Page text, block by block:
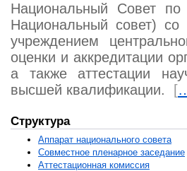
Национальный Совет
Национальный совет) со
учреждением
оценки и аккредитации
а также аттестации
высшей квалификации.
[
Структура
Аппарат национального совета
Совместное пленарное заседание
Аттестационная комисcия